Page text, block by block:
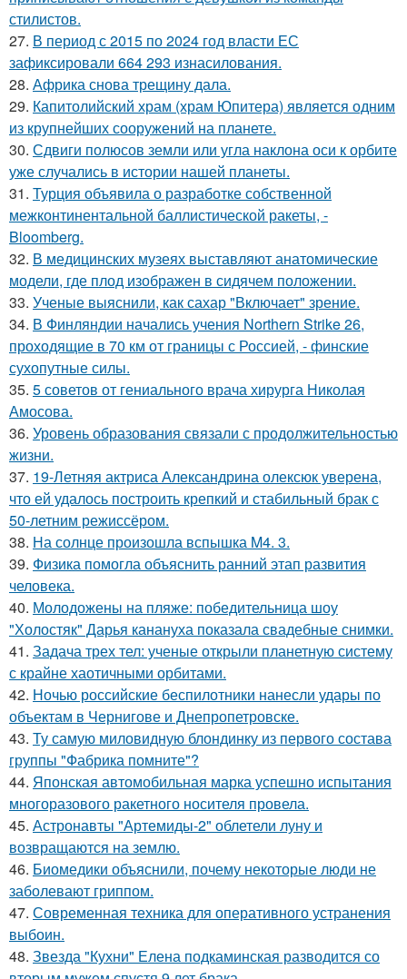
стилистов.
27. В период с 2015 по 2024 год власти ЕС
зафиксировали 664 293 изнасилования.
28. Африка снова трещину дала.
29. Капитолийский храм (храм Юпитера) является одним
из крупнейших сооружений на планете.
30. Сдвиги полюсов земли или угла наклона оси к орбите
уже случались в истории нашей планеты.
31. Турция объявила о разработке собственной
межконтинентальной баллистической ракеты, -
Bloomberg.
32. В медицинских музеях выставляют анатомические
модели, где плод изображен в сидячем положении.
33. Ученые выяснили, как сахар "Включает" зрение.
34. В Финляндии начались учения Northern Strike 26,
проходящие в 70 км от границы с Россией, - финские
сухопутные силы.
35. 5 советов от гениального врача хирурга Николая
Амосова.
36. Уровень образования связали с продолжительностью
жизни.
37. 19-Летняя актриса Александрина олексюк уверена,
что ей удалось построить крепкий и стабильный брак с
50-летним режиссёром.
38. На солнце произошла вспышка M4. 3.
39. Физика помогла объяснить ранний этап развития
человека.
40. Молодожены на пляже: победительница шоу
"Холостяк" Дарья канануха показала свадебные снимки.
41. Задача трех тел: ученые открыли планетную систему
с крайне хаотичными орбитами.
42. Ночью российские беспилотники нанесли удары по
объектам в Чернигове и Днепропетровске.
43. Ту самую миловидную блондинку из первого состава
группы "Фабрика помните"?
44. Японская автомобильная марка успешно испытания
многоразового ракетного носителя провела.
45. Астронавты "Артемиды-2" облетели луну и
возвращаются на землю.
46. Биомедики объяснили, почему некоторые люди не
заболевают гриппом.
47. Современная техника для оперативного устранения
выбоин.
48. Звезда "Кухни" Елена подкаминская разводится со